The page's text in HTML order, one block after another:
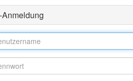
Anmeldung